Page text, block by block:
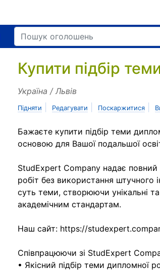
Купити підбір
Україна / Львів
Підняти Редагувати Поскаржитися
Бажаєте купити підбір теми
основою для Вашої подальшої
StudExpert Company надає
робіт без використання штучного
суть теми, створюючи унікальні та
академічним стандартам.
Наш сайт: https://
Співпрацюючи зі StudExpert
• Якісний підбір теми дипломної